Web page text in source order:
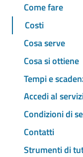
Come fare
Costi
Cosa serve
Cosa si ottiene
Tempi e
Accedi al
Condizioni di
Contatti
Strumenti di